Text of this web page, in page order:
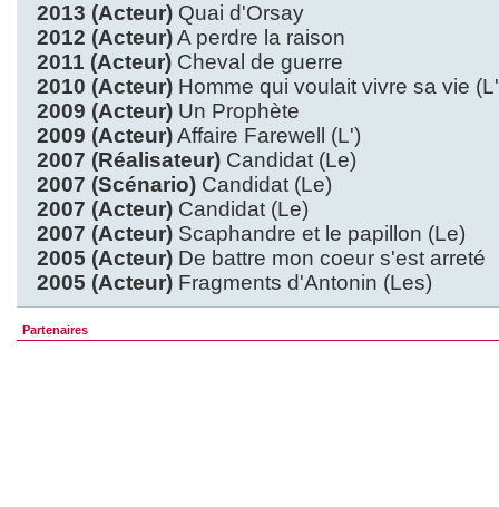
2013 (Acteur) Quai d'Orsay
2012 (Acteur)A perdre la raison
2011 (Acteur) Cheval de guerre
2010 (Acteur) Homme qui voulait vivre sa vie
2009 (Acteur) Un Prophète
2009 (Acteur)Affaire Farewell (L')
2007 (Réalisateur) Candidat (Le)
2007 (Scénario) Candidat (Le)
2007 (Acteur) Candidat (Le)
2007 (Acteur) Scaphandre et le papillon (Le)
2005 (Acteur) De battre mon coeur s'est arreté
2005 (Acteur) Fragments d'Antonin (Les)
Partenaires